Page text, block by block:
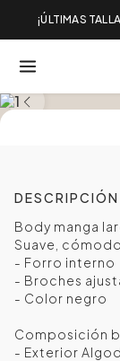
¡ÚLTIMAS
DESCRIPCIÓN
Body manga
Suave,
- Forro interno
- Broches
- Color negro
Composición
- Exterior